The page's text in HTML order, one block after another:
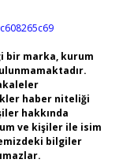
bir marka, kurum
haber niteliği
hakkında
ve kişiler ile isim
bilgiler